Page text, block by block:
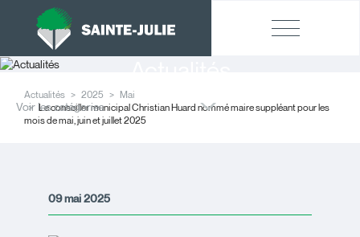
Actualités 2025
Mai
Le conseiller municipal Christian Huard nommé maire suppléant pour les
mois de mai, juin et juillet 2025
Voir les catégories
09 mai 2025